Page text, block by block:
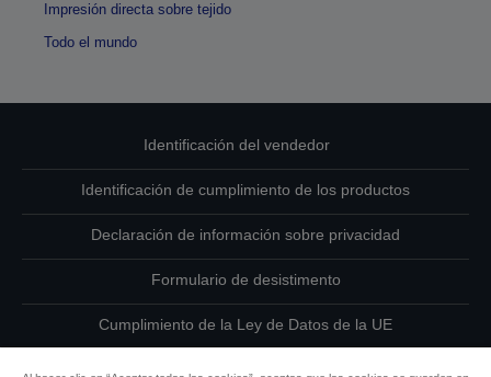
Impresión directa sobre tejido
Todo el mundo
Identificación del vendedor
Identificación de cumplimiento de los productos
Declaración de información sobre privacidad
Formulario de desistimento
Cumplimiento de la Ley de Datos de la UE